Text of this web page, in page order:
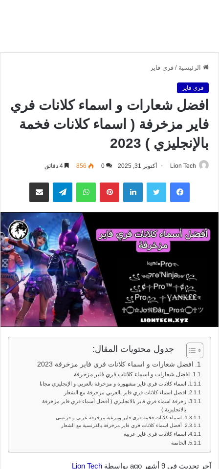
الرئيسية / فري فاير
فري فاير
افضل شعارات و اسماء كلانات فري
فاير مزخرفة ( اسماء كلانات فخمة
بالإنجليزي ) 2023
Lion Tech أكتوبر 31, 2025 0
856
فيسبوك تويتر لينكدإن بينتيريستواتساب تيلقرام مشاركة عبر البريد
جدول محتويات المقال:
افضل شعارات و اسماء كلانات فري فاير مزخرفة 2023
افضل شعارات و اسماء كلانات فري فاير مزخرفة
اسماء كلانات فري فاير مشهورة و مزخرفة بالعربي و الإنجليزي مجانا
افضل اسماء كلانات فري فاير بالعربي مزخرفة مع الشعار
زخرفة اسماء فري فاير بالانجليزي ( أفضل أسماء فري فاير مزخرفة
بالانجليزية )
اسماء كلانات فخمة فري فاير ومرعبة مزخرفة عربي و فرنسي
أفضل اسماء كلانات فري فاير مزخرفة بالفرنسية مع الشعار
اسماء كلانات فري فاير عربية
الخاتمة
آخر تحديث في 9 أشهر ago بواسطة Lion Tech